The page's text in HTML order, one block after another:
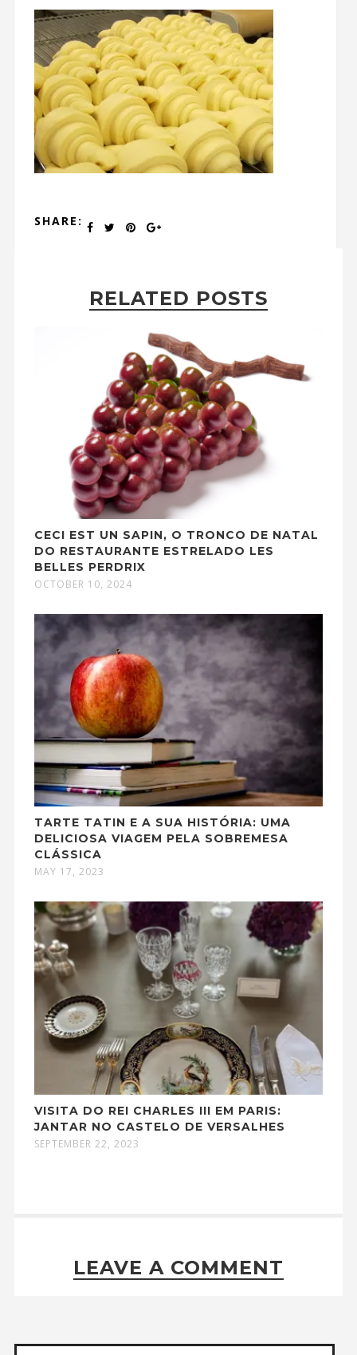
SHARE:
RELATED POSTS
CECI EST UN SAPIN, O TRONCO DE NATAL
DO RESTAURANTE ESTRELADO LES
BELLES PERDRIX
OCTOBER 10, 2024
TARTE TATIN E A SUA HISTÓRIA: UMA
DELICIOSA VIAGEM PELA SOBREMESA
CLÁSSICA
MAY 17, 2023
VISITA DO REI CHARLES III EM PARIS:
JANTAR NO CASTELO DE VERSALHES
SEPTEMBER 22, 2023
LEAVE A COMMENT